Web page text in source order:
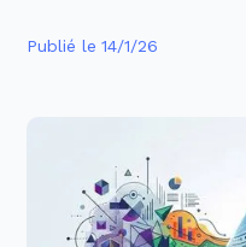
Publié le 14/1/26